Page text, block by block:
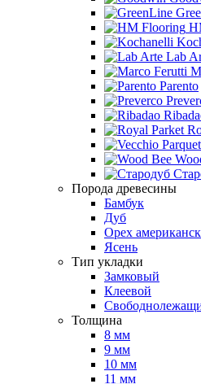
Lab
Parento
Порода древесины
Бамбук
Дуб
Орех
Ясень
Тип укладки
Замковый
Клеевой
Толщина
8 мм
9 мм
10 мм
11 мм